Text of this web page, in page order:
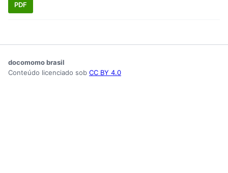
PDF
docomomo brasil
Conteúdo licenciado sob CC BY 4.0